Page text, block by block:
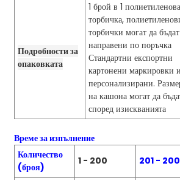
Подробности за
опаковката
1 брой в 1 полиетиленова
торбичка,
торбички могат да бъдат
направени по поръчка
Стандартни експортни
картонени маркировки
персонализирани.
на кашона могат да
според изискванията
Време за изпълнение
Количество
(броя)
1 - 200 201 -